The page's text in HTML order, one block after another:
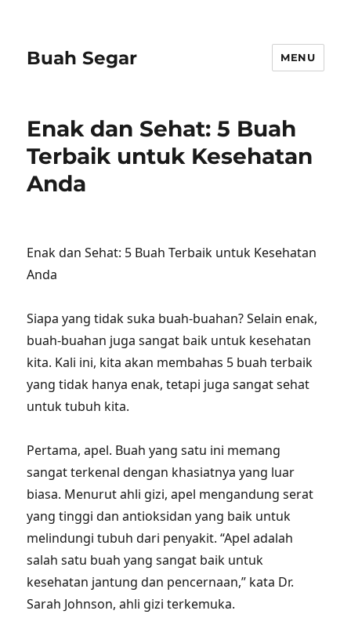
Buah Segar MENU
Enak dan Sehat: 5 Buah
Terbaik untuk Kesehatan
Anda
Enak dan Sehat: 5 Buah Terbaik untuk Kesehatan
Anda
Siapa yang tidak suka buah-buahan? Selain enak,
buah-buahan juga sangat baik untuk kesehatan
kita. Kali ini, kita akan membahas 5 buah terbaik
yang tidak hanya enak, tetapi juga sangat sehat
untuk tubuh kita.
Pertama, apel. Buah yang satu ini memang
sangat terkenal dengan khasiatnya yang luar
biasa. Menurut ahli gizi, apel mengandung serat
yang tinggi dan antioksidan yang baik untuk
melindungi tubuh dari penyakit. “Apel adalah
salah satu buah yang sangat baik untuk
kesehatan jantung dan pencernaan,” kata Dr.
Sarah Johnson, ahli gizi terkemuka.